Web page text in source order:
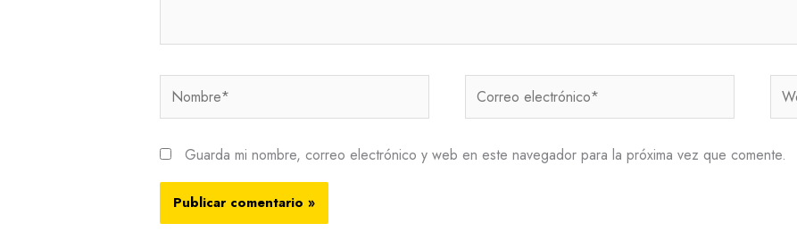
Nombre*
Correo
electrónico*
Web
Guarda mi nombre, correo electrónico y web en este navegador para la próxima vez que comente.